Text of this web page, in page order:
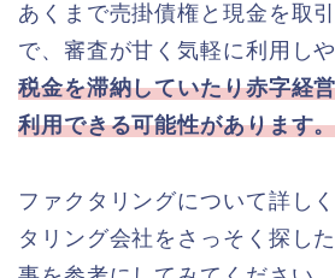
あくまで売掛債権と現金を取
で、審査が甘く気軽に利用しや
税金を滞納していたり赤字経
利用できる可能性があります。
ファクタリングについて詳し
タリング会社をさっそく探し